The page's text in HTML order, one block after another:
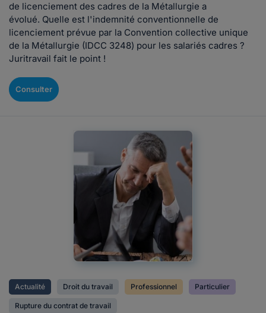
de licenciement des cadres de la Métallurgie a
évolué. Quelle est l'indemnité conventionnelle de
licenciement prévue par la Convention collective unique
de la Métallurgie (IDCC 3248) pour les salariés cadres ?
Juritravail fait le point !
Consulter
Actualité Droit du travail Professionnel Particulier
Rupture du contrat de travail